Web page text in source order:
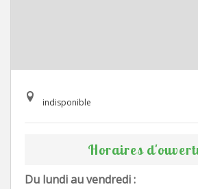
indisponible
Horaires
Du lundi au vendredi :